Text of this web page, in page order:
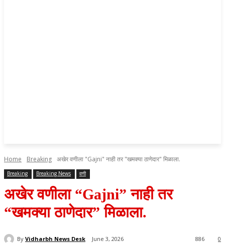
Home Breaking अखेर वणीला "Gajni" नाही तर "खमक्या ठाणेदार" मिळाला.
Breaking Breaking News वणी
अखेर वणीला “Gajni” नाही तर
“खमक्या ठाणेदार” मिळाला.
By Vidharbh News Desk June 3, 2026 0
886